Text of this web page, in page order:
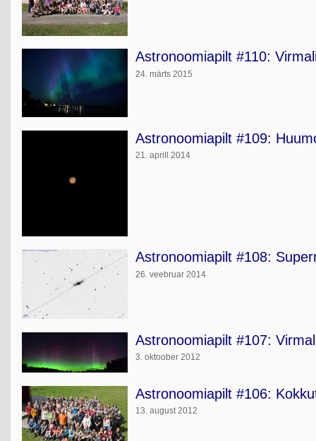
Astronoomiapilt #110:
24. märts 2015
Astronoomiapilt #109:
21. aprill 2014
Astronoomiapilt #108:
26. veebruar 2014
Astronoomiapilt #107:
3. oktoober 2012
Astronoomiapilt #106:
13. august 2012